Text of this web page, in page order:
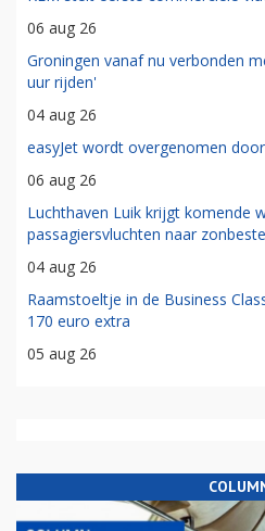
06 aug 26
Groningen vanaf nu verbonden
uur rijden'
04 aug 26
easyJet wordt overgenomen
06 aug 26
Luchthaven Luik krijgt komende
passagiersvluchten naar
04 aug 26
Raamstoeltje in de Business
170 euro extra
05 aug 26